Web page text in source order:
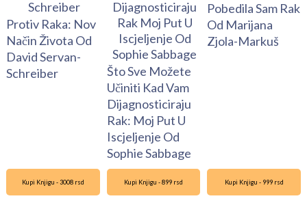
Protiv Raka: Nov
Način Života Od
David Servan-
Schreiber
Što Sve Možete
Učiniti Kad Vam
Dijagnosticiraju
Rak: Moj Put U
Iscjeljenje Od
Sophie Sabbage
Pobedila Sam Rak
Od Marijana
Zjola-Markuš
Kupi Knjigu - 3008 rsd Kupi Knjigu - 899 rsd Kupi Knjigu - 999 rsd